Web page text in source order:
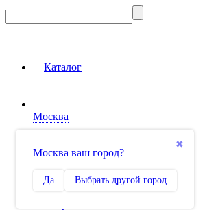
Каталог
Москва
✖
Москва ваш город?
Да Выбрать другой город
Сравнение